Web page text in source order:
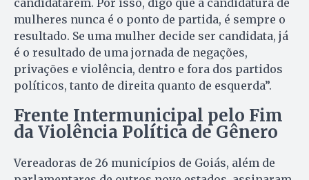
candidatarem. Por isso, digo que a candidatura de
mulheres nunca é o ponto de partida, é sempre o
resultado. Se uma mulher decide ser candidata, já
é o resultado de uma jornada de negações,
privações e violência, dentro e fora dos partidos
políticos, tanto de direita quanto de esquerda”.
Frente Intermunicipal pelo Fim
da Violência Política de Gênero
Vereadoras de 26 municípios de Goiás, além de